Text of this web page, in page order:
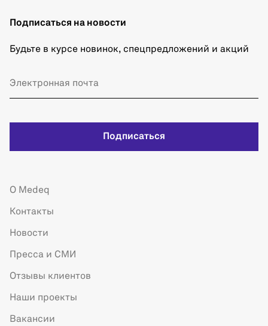
Подписаться на новости
Будьте в курсе новинок, спецпредложений и акций
Подписаться
О Medeq
Контакты
Новости
Пресса и СМИ
Отзывы клиентов
Наши проекты
Вакансии